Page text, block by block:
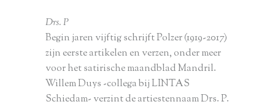
Drs. P
Begin jaren vijftig schrijft Polzer (1919-2017)
zijn eerste artikelen en verzen, onder meer
voor het satirische maandblad Mandril.
Willem Duys -collega bij LINTAS
Schiedam- verzint de artiestennaam Drs. P.